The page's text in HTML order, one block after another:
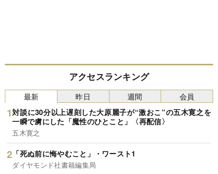
アクセスランキング
最新
対談に30分以上遅刻した大原麗子が“激おこ”の五木寛之を
一瞬で虜にした「魔性のひとこと」〈再配信〉
五木寛之
「死ぬ前に悔やむこと」・ワースト1
ダイヤモンド社書籍編集局
昨日 週間 会員